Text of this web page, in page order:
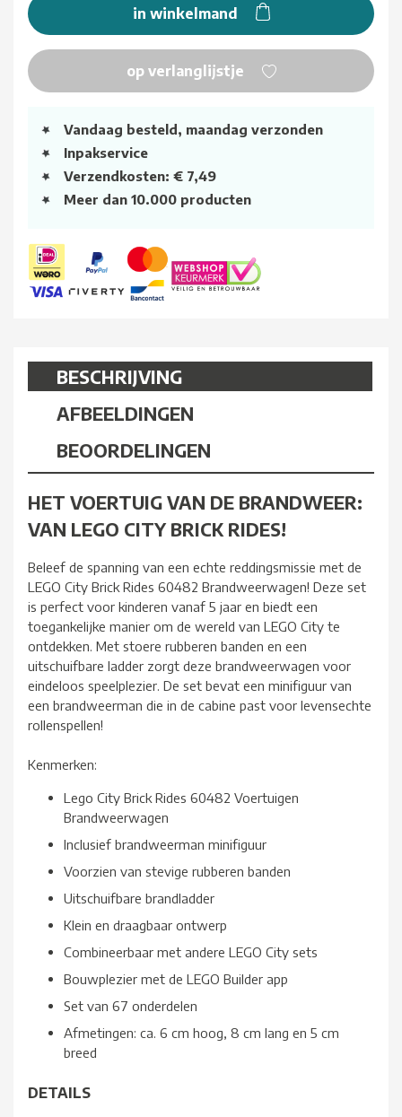
in winkelmand
op verlanglijstje
Vandaag besteld, maandag verzonden
Inpakservice
Verzendkosten: € 7,49
Meer dan 10.000 producten
BESCHRIJVING
AFBEELDINGEN
BEOORDELINGEN
HET VOERTUIG VAN DE BRANDWEER:
VAN LEGO CITY BRICK RIDES!
Beleef de spanning van een echte reddingsmissie met de
LEGO City Brick Rides 60482 Brandweerwagen! Deze set
is perfect voor kinderen vanaf 5 jaar en biedt een
toegankelijke manier om de wereld van LEGO City te
ontdekken. Met stoere rubberen banden en een
uitschuifbare ladder zorgt deze brandweerwagen voor
eindeloos speelplezier. De set bevat een minifiguur van
een brandweerman die in de cabine past voor levensechte
rollenspellen!
Kenmerken:
Lego City Brick Rides 60482 Voertuigen
Brandweerwagen
Inclusief brandweerman minifiguur
Voorzien van stevige rubberen banden
Uitschuifbare brandladder
Klein en draagbaar ontwerp
Combineerbaar met andere LEGO City sets
Bouwplezier met de LEGO Builder app
Set van 67 onderdelen
Afmetingen: ca. 6 cm hoog, 8 cm lang en 5 cm
breed
DETAILS